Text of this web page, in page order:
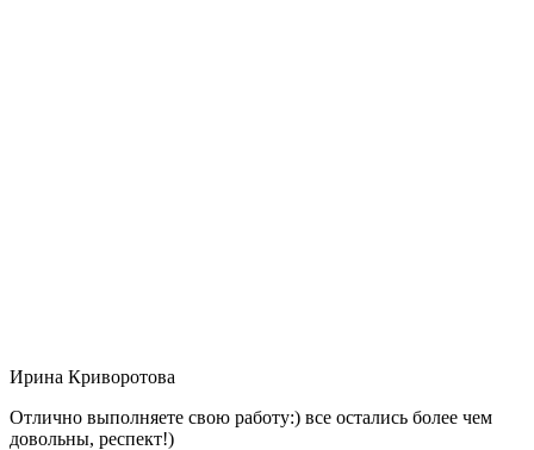
Ирина Криворотова
Отлично выполняете свою работу:) все остались более чем
довольны, респект!)